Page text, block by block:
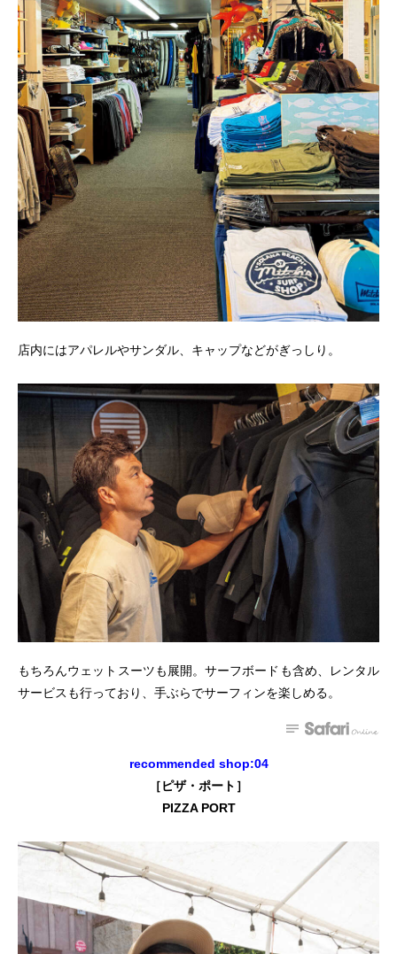
店内にはアパレルやサンダル、キャップなどがぎっしり。
もちろんウェットスーツも展開。サーフボードも含め、レンタル
サービスも行っており、手ぶらでサーフィンを楽しめる。
recommended shop:04
［ピザ・ポート］
PIZZA PORT